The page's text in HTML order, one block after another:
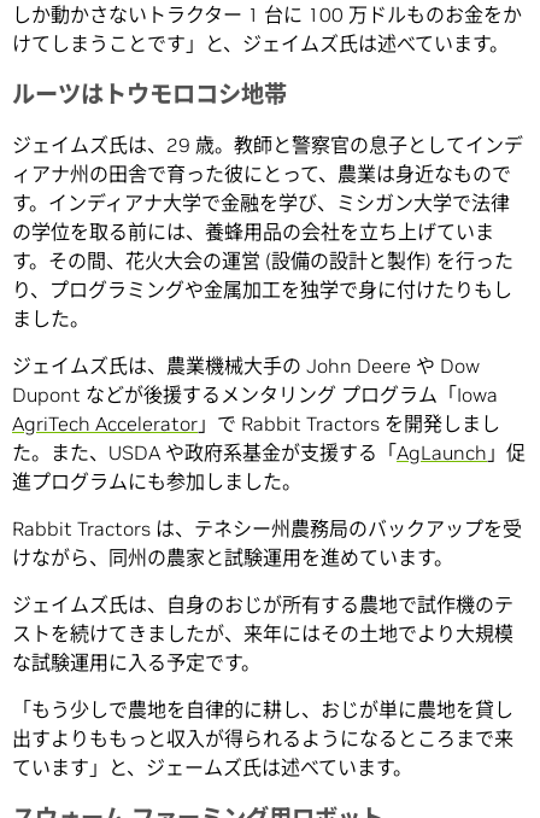
しか動かさないトラクター 1 台に 100 万ドルものお金をか
けてしまうことです」と、ジェイムズ氏は述べています。
ルーツはトウモロコシ地帯
ジェイムズ氏は、29 歳。教師と警察官の息子としてインデ
ィアナ州の田舎で育った彼にとって、農業は身近なもので
す。インディアナ大学で金融を学び、ミシガン大学で法律
の学位を取る前には、養蜂用品の会社を立ち上げていま
す。その間、花火大会の運営 (設備の設計と製作) を行った
り、プログラミングや金属加工を独学で身に付けたりもし
ました。
ジェイムズ氏は、農業機械大手の John Deere や Dow
Dupont などが後援するメンタリング プログラム「Iowa
AgriTech Accelerator 」で Rabbit Tractors を開発しまし
た。また、USDA や政府系基金が支援する「AgLaunch 」促
進プログラムにも参加しました。
Rabbit Tractors は、テネシー州農務局のバックアップを受
けながら、同州の農家と試験運用を進めています。
ジェイムズ氏は、自身のおじが所有する農地で試作機のテ
ストを続けてきましたが、来年にはその土地でより大規模
な試験運用に入る予定です。
「もう少しで農地を自律的に耕し、おじが単に農地を貸し
出すよりももっと収入が得られるようになるところまで来
ています」と、ジェームズ氏は述べています。